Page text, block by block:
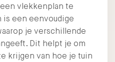
vlekkenplan te
is een eenvoudige
je verschillende
Dit helpt je om
krijgen van hoe je tuin